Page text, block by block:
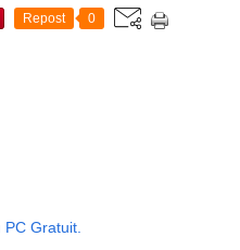
Repost 0